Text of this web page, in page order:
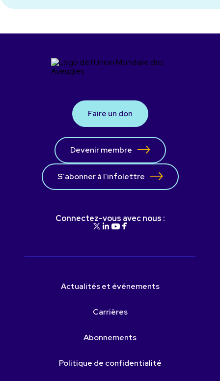
Faire un don
Devenir membre
S’abonner à l’infolettre
Connectez-vous avec nous :
Actualités et événements
Carrières
Abonnements
Politique de confidentialité